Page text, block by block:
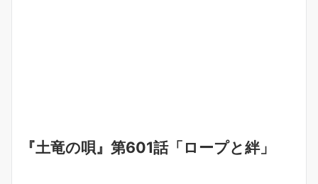
『土竜の唄』第601話「ロープと絆」